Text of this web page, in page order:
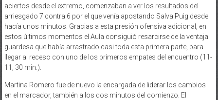
aciertos desde el extremo, comenzaban a ver los resultados del
arriesgado 7 contra 6 por el que venía apostando Salva Puig desde
hacía unos minutos. Gracias a esta presión ofensiva adicional, en
estos últimos momentos el Aula consiguió resarcirse de la ventaja
guardesa que había arrastrado casi toda esta primera parte, para
llegar al receso con uno de los primeros empates del encuentro (11-
11, 30 min.).
Martina Romero fue de nuevo la encargada de liderar los cambios
en el marcador, también a los dos minutos del comienzo. El